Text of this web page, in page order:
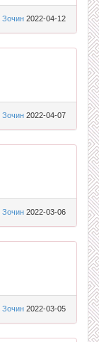
Зочин 2022-04-12
Зочин 2022-04-07
Зочин 2022-03-06
Зочин 2022-03-05